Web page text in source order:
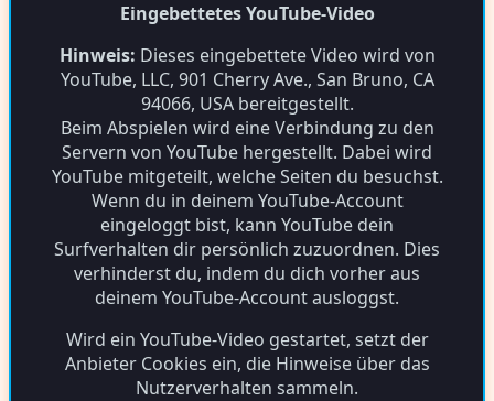
Eingebettetes YouTube-Video
Hinweis: Dieses eingebettete Video wird von
YouTube, LLC, 901 Cherry Ave., San Bruno, CA
94066, USA bereitgestellt.
Beim Abspielen wird eine Verbindung zu den
Servern von YouTube hergestellt. Dabei wird
YouTube mitgeteilt, welche Seiten du besuchst.
Wenn du in deinem YouTube-Account
eingeloggt bist, kann YouTube dein
Surfverhalten dir persönlich zuzuordnen. Dies
verhinderst du, indem du dich vorher aus
deinem YouTube-Account ausloggst.
Wird ein YouTube-Video gestartet, setzt der
Anbieter Cookies ein, die Hinweise über das
Nutzerverhalten sammeln.